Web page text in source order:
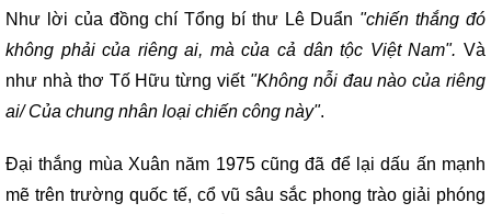
Như lời của đồng chí Tổng bí thư Lê Duẩn "chiến thắng đó
không phải của riêng ai, mà của cả dân tộc Việt Nam". Và
như nhà thơ Tố Hữu từng viết "Không nỗi đau nào của riêng
ai/ Của chung nhân loại chiến công này".
Đại thắng mùa Xuân năm 1975 cũng đã để lại dấu ấn mạnh
mẽ trên trường quốc tế, cổ vũ sâu sắc phong trào giải phóng